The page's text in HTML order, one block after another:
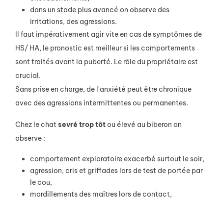
dans un stade plus avancé on observe des
irritations, des agressions.
Il faut impérativement agir vite en cas de symptômes de
HS/ HA, le pronostic est meilleur si les comportements
sont traités avant la puberté. Le rôle du propriétaire est
crucial.
Sans prise en charge, de l'anxiété peut être chronique
avec des agressions intermittentes ou permanentes.
Chez le chatsevré troptôt ou élevé au biberon on
observe :
comportement exploratoire exacerbé surtout le soir,
agression, cris et griffades lors de test de portée par
le cou,
mordillements des maîtres lors de contact,